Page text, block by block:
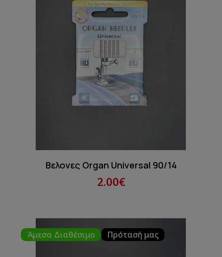
Βελονες Organ Universal 90/14
2.00€
Άμεσα Διαθέσιμο Πρότασή μας